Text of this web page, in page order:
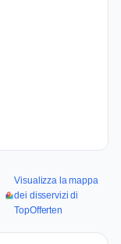
Visualizza la mappa
dei disservizi di
TopOfferten